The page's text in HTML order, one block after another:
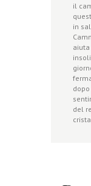
il
in
del